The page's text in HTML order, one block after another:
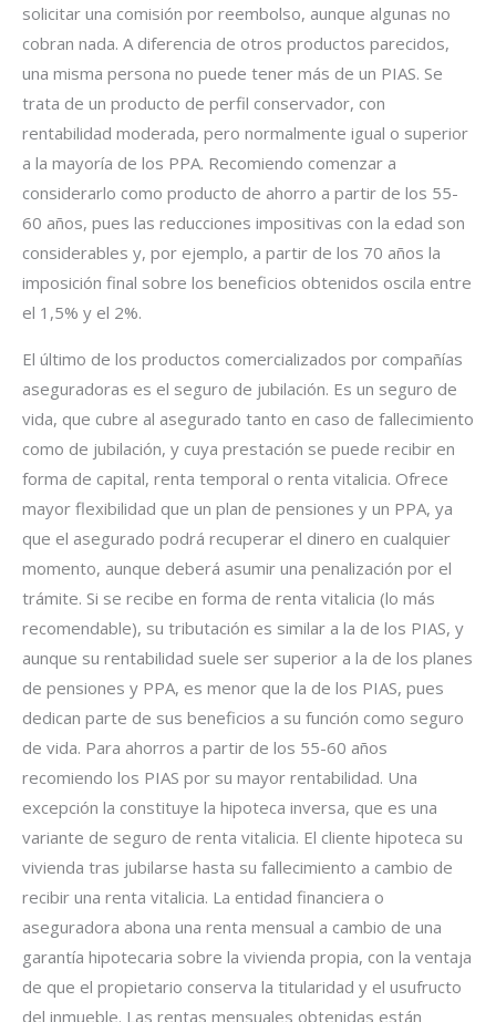
solicitar una comisión por reembolso, aunque algunas no
cobran nada. A diferencia de otros productos parecidos,
una misma persona no puede tener más de un PIAS. Se
trata de un producto de perfil conservador, con
rentabilidad moderada, pero normalmente igual o superior
a la mayoría de los PPA. Recomiendo comenzar a
considerarlo como producto de ahorro a partir de los 55-
60 años, pues las reducciones impositivas con la edad son
considerables y, por ejemplo, a partir de los 70 años la
imposición final sobre los beneficios obtenidos oscila entre
el 1,5% y el 2%.
El último de los productos comercializados por compañías
aseguradoras es el seguro de jubilación. Es un seguro de
vida, que cubre al asegurado tanto en caso de fallecimiento
como de jubilación, y cuya prestación se puede recibir en
forma de capital, renta temporal o renta vitalicia. Ofrece
mayor flexibilidad que un plan de pensiones y un PPA, ya
que el asegurado podrá recuperar el dinero en cualquier
momento, aunque deberá asumir una penalización por el
trámite. Si se recibe en forma de renta vitalicia (lo más
recomendable), su tributación es similar a la de los PIAS, y
aunque su rentabilidad suele ser superior a la de los planes
de pensiones y PPA, es menor que la de los PIAS, pues
dedican parte de sus beneficios a su función como seguro
de vida. Para ahorros a partir de los 55-60 años
recomiendo los PIAS por su mayor rentabilidad. Una
excepción la constituye la hipoteca inversa, que es una
variante de seguro de renta vitalicia. El cliente hipoteca su
vivienda tras jubilarse hasta su fallecimiento a cambio de
recibir una renta vitalicia. La entidad financiera o
aseguradora abona una renta mensual a cambio de una
garantía hipotecaria sobre la vivienda propia, con la ventaja
de que el propietario conserva la titularidad y el usufructo
del inmueble. Las rentas mensuales obtenidas están